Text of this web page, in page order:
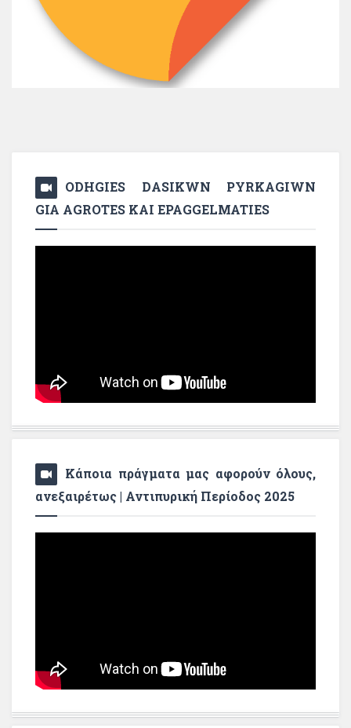
ODHGIES DASIKWN PYRKAGIWN
GIA AGROTES KAI EPAGGELMATIES
Κάποια πράγματα μας αφορούν όλους,
ανεξαιρέτως | Αντιπυρική Περίοδος 2025